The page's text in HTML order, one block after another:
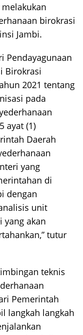
birokrasi
Jambi.
Pendayagunaan
Birokrasi
2021 tentang
pada
ayat (1)
Daerah
yang
di
dengan
unit
yang akan
tutur
teknis
Pemerintah
langkah langkah